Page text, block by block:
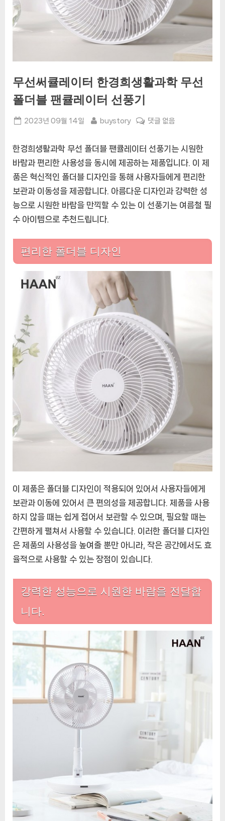
무선써큘레이터 한경희생활과학 무선
폴더블 팬큘레이터 선풍기
Posted
2023년 09월 14일 By
buystory
무
큘
레
이
터
한
학
블
팬
큘
레
이
터
선
풍
기
에
댓글 없음
한경희생활과학 무선 폴더블 팬큘레이터 선풍기는 시원한
바람과 편리한 사용성을 동시에 제공하는 제품입니다. 이 제
품은 혁신적인 폴더블 디자인을 통해 사용자들에게 편리한
보관과 이동성을 제공합니다. 아름다운 디자인과 강력한 성
능으로 시원한 바람을 만끽할 수 있는 이 선풍기는 여름철 필
수 아이템으로 추천드립니다.
편리한 폴더블 디자인
이 제품은 폴더블 디자인이 적용되어 있어서 사용자들에게
보관과 이동에 있어서 큰 편의성을 제공합니다. 제품을 사용
하지 않을 때는 쉽게 접어서 보관할 수 있으며, 필요할 때는
간편하게 펼쳐서 사용할 수 있습니다. 이러한 폴더블 디자인
은 제품의 사용성을 높여줄 뿐만 아니라, 작은 공간에서도 효
율적으로 사용할 수 있는 장점이 있습니다.
강력한 성능으로 시원한 바람을 전달합
니다.